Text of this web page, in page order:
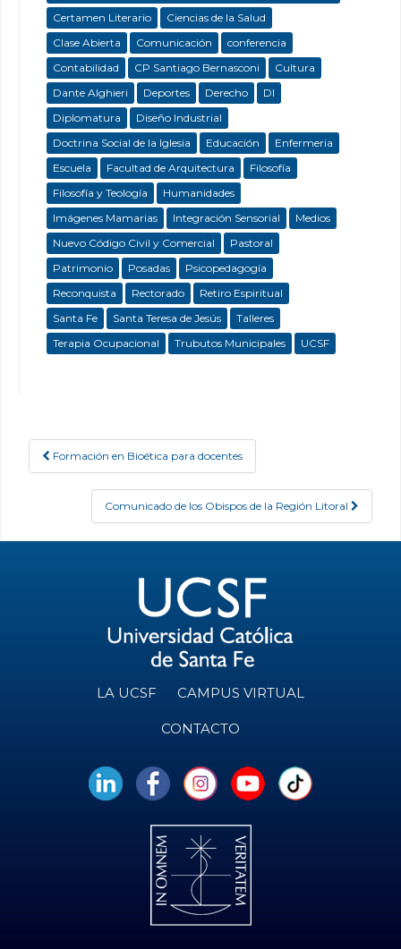
Certamen Literario
Ciencias de la Salud
Clase Abierta
Comunicación
conferencia
Contabilidad
CP Santiago Bernasconi
Cultura
Dante Alghieri
Deportes Derecho
DI
Diplomatura
Diseño Industrial
Doctrina Social de la Iglesia
Educación
Enfermeria
Escuela
Facultad de Arquitectura
Filosofía
Filosofía y Teología
Humanidades
Imágenes Mamarias
Integración Sensorial
Medios
Nuevo Código Civil y Comercial
Pastoral
Patrimonio
Posadas
Psicopedagogía
Reconquista
Rectorado
Retiro Espiritual
Santa Fe
Santa Teresa de Jesús
Talleres
Terapia Ocupacional
Trubutos Municipales UCSF
Post navigation
Formación en Bioética para docentes
Comunicado de los Obispos de la Región Litoral
LA UCSF CAMPUS VIRTUAL
CONTACTO